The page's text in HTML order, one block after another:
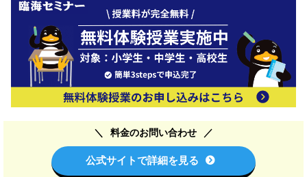
料金のお問い合わせ
公式サイトで詳細を見る